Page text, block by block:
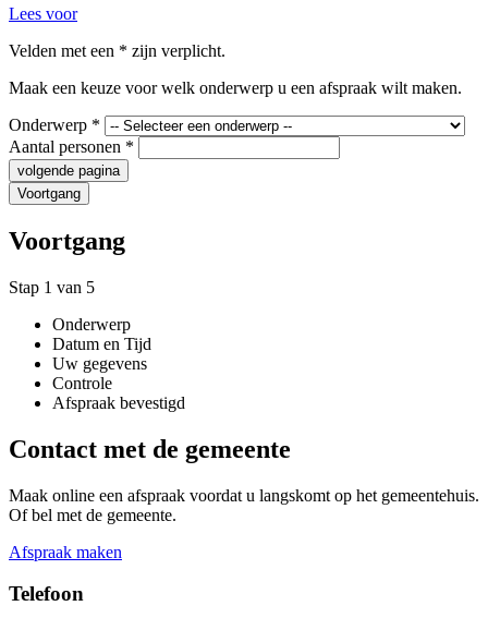
Lees voor
Velden met een * zijn verplicht.
Maak een keuze voor welk onderwerp u een afspraak wilt maken.
Onderwerp *
Aantal personen *
volgende pagina
Voortgang
Voortgang
Stap 1 van 5
Onderwerp
Datum en Tijd
Uw gegevens
Controle
Afspraak bevestigd
Contact met de gemeente
Maak online een afspraak voordat u langskomt op het gemeentehuis.
Of bel met de gemeente.
Afspraak maken
Telefoon